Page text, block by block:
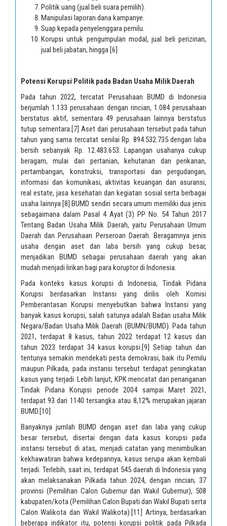
Politik uang (jual beli suara pemilih).
Manipulasi laporan dana kampanye.
Suap kepada penyelenggara pemilu.
Korupsi untuk pengumpulan modal, jual beli perizinan,
jual beli jabatan, hingga [6]
Potensi Korupsi Politik pada Badan Usaha Milik Daerah
Pada tahun 2022, tercatat Perusahaan BUMD di Indonesia
berjumlah 1.133 perusahaan dengan rincian, 1.084 perusahaan
berstatus aktif, sementara 49 perusahaan lainnya berstatus
tutup sementara.[7] Aset dari perusahaan tersebut pada tahun
tahun yang sama tercatat senilai Rp. 894.532.735 dengan laba
bersih sebanyak Rp. 12.483.653. Lapangan usahanya cukup
beragam, mulai dari pertanian, kehutanan dan perikanan,
pertambangan, konstruksi, transportasi dan pergudangan,
informasi dan komunikasi, aktivitas keuangan dan asuransi,
real estate, jasa kesehatan dan kegiatan sosial serta berbagai
usaha lainnya.[8] BUMD sendiri secara umum memiliki dua jenis
sebagaimana dalam Pasal 4 Ayat (3) PP No. 54 Tahun 2017
Tentang Badan Usaha Milik Daerah, yaitu Perusahaan Umum
Daerah dan Perusahaan Perseroan Daerah. Beragamnya jenis
usaha dengan aset dan laba bersih yang cukup besar,
menjadikan BUMD sebagai perusahaan daerah yang akan
mudah menjadi lirikan bagi para koruptor di Indonesia.
Pada konteks kasus korupsi di Indonesia, Tindak Pidana
Korupsi berdasarkan Instansi yang dirilis oleh Komisi
Pemberantasan Korupsi menyebutkan bahwa Instansi yang
banyak kasus korupsi, salah satunya adalah Badan usaha Milik
Negara/Badan Usaha Milik Daerah (BUMN/BUMD). Pada tahun
2021, terdapat 8 kasus, tahun 2022 terdapat 12 kasus dan
tahun 2023 terdapat 34 kasus korupsi.[9] Setiap tahun dan
tentunya semakin mendekati pesta demokrasi, baik itu Pemilu
maupun Pilkada, pada instansi tersebut terdapat peningkatan
kasus yang terjadi. Lebih lanjut, KPK mencatat dari penanganan
Tindak Pidana Korupsi periode 2004 sampai Maret 2021,
terdapat 93 dari 1140 tersangka atau 8,12% merupakan jajaran
BUMD.[10]
Banyaknya jumlah BUMD dengan aset dan laba yang cukup
besar tersebut, disertai dengan data kasus korupsi pada
instansi tersebut di atas, menjadi catatan yang menimbulkan
kekhawatiran bahwa kedepannya, kasus serupa akan kembali
terjadi. Terlebih, saat ini, terdapat 545 daerah di Indonesia yang
akan melaksanakan Pilkada tahun 2024, dengan rincian; 37
provinsi (Pemilihan Calon Gubernur dan Wakil Gubernur), 508
kabupaten/kota (Pemilihan Calon Bupati dan Wakil Bupati serta
Calon Walikota dan Wakil Walikota).[11] Artinya, berdasarkan
beberapa indikator itu, potensi korupsi politik pada Pilkada